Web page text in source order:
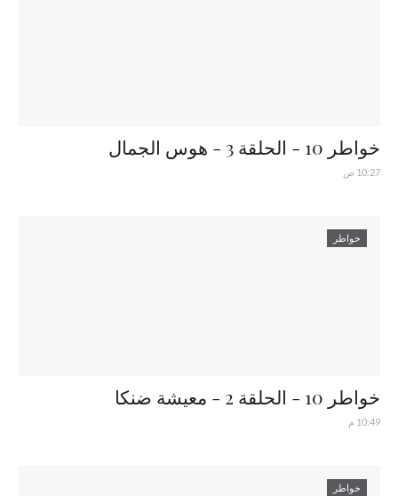
خواطر 10 - الحلقة 3 - هوس الجمال
10:27 ص
خواطر
خواطر 10 - الحلقة 2 - معيشة ضنكا
10:49 م
خواطر